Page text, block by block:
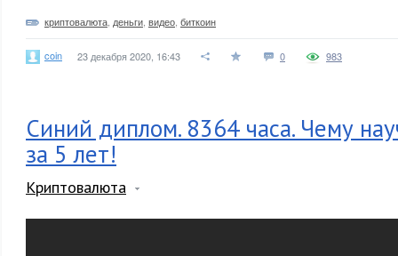
криптовалюта деньги видео биткоин
coin 23 декабря 2020, 16:43 0 983
Синий диплом. 8364 часа. Чему
за 5 лет!
Криптовалюта